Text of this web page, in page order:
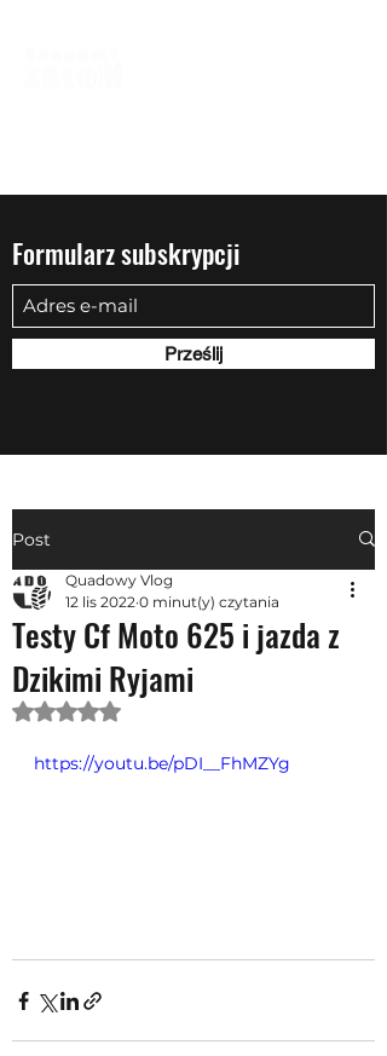
Formularz subskrypcji
Prześlij
Post
Testy Cf Moto 625 i jazda z
Dzikimi Ryjami
Quadowy Vlog
12 lis 2022 0 minut(y) czytania
Oceniono na NaN z 5 gwiazdek.
https://youtu.be/pDI__FhMZYg